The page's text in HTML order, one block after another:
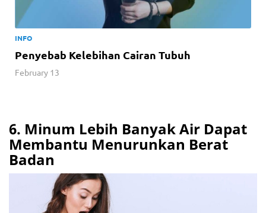
INFO
Penyebab Kelebihan Cairan Tubuh
February 13
6. Minum Lebih Banyak Air Dapat
Membantu Menurunkan Berat
Badan